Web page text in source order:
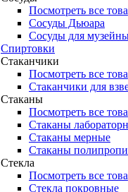
Посмотреть все
Сосуды Дьюара
Сосуды для
Спиртовки
Стаканчики
Посмотреть все
Стаканчики для
Стаканы
Посмотреть все
Стаканы
Стаканы мерные
Стаканы
Стекла
Посмотреть все
Стекла покровные